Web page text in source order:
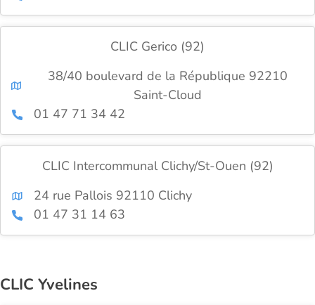
CLIC Gerico (92)
38/40 boulevard de la République 92210
Saint-Cloud
01 47 71 34 42
CLIC Intercommunal Clichy/St-Ouen (92)
24 rue Pallois 92110 Clichy
01 47 31 14 63
CLIC Yvelines